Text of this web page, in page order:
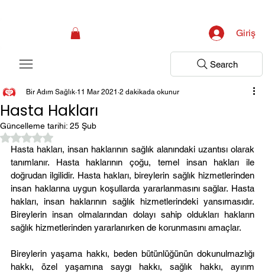
Giriş
Search
Hasta Hakları
Bir Adım Sağlık 11 Mar 2021 2 dakikada okunur
Güncelleme tarihi: 25 Şub
5 üzerinden NaN yıldız
Hasta hakları, insan haklarının sağlık alanındaki uzantısı olarak
tanımlanır. Hasta haklarının çoğu, temel insan hakları ile
doğrudan ilgilidir. Hasta hakları, bireylerin sağlık hizmetlerinden
insan haklarına uygun koşullarda yararlanmasını sağlar. Hasta
hakları, insan haklarının sağlık hizmetlerindeki yansımasıdır.
Bireylerin insan olmalarından dolayı sahip oldukları hakların
sağlık hizmetlerinden yararlanırken de korunmasını amaçlar.
Bireylerin yaşama hakkı, beden bütünlüğünün dokunulmazlığı
hakkı, özel yaşamına saygı hakkı, sağlık hakkı, ayırım